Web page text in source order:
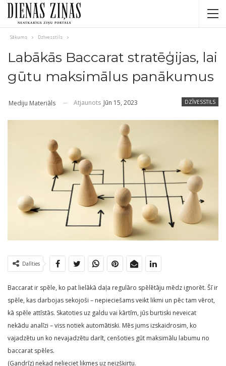
Sākums Dzīvesstils
Labākās Baccarat stratēģijas, lai
gūtu maksimālus panākumus
DZĪVESSTILS
Mediju Materiāls Atjaunots Jūn 15, 2023
Dalīties
Baccarat ir spēle, ko pat lielākā daļa regulāro spēlētāju mēdz ignorēt. Šī ir
spēle, kas darbojas sekojoši – nepieciešams veikt likmi un pēc tam vērot,
kā spēle attīstās. Skatoties uz galdu vai kārtīm, jūs burtiski neveicat
nekādu analīzi – viss notiek automātiski. Mēs jums izskaidrosim, ko
vajadzētu un ko nevajadzētu darīt, cenšoties gūt maksimālu labumu no
baccarat spēles.
(Gandrīz) nekad nelieciet likmes uz neizšķirtu.